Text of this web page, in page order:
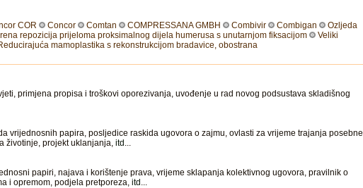
COR Concor Comtan COMPRESSANA GMBH Combivir Combigan
Ozljeda
repozicija prijeloma proksimalnog dijela humerusa s unutarnjom fiksacijom
Veliki
mamoplastika s rekonstrukcijom bradavice, obostrana
primjena propisa i troškovi oporezivanja, uvođenje u rad novog podsustava skladišnog
vrijednosnih papira, posljedice raskida ugovora o zajmu, ovlasti za vrijeme trajanja posebne
životinje, projekt uklanjanja, itd ...
papiri, najava i korištenje prava, vrijeme sklapanja kolektivnog ugovora, pravilnik o
i opremom, podjela pretporeza, itd ...